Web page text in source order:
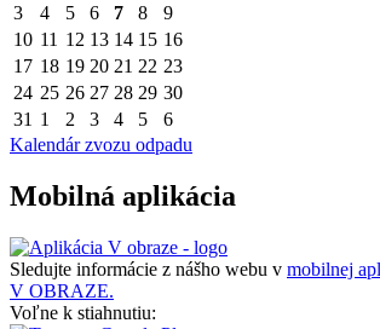
3
4 5 6 7 8
9
10 11 12 13 14 15 16
17 18 19 20 21 22 23
24 25 26 27 28 29 30
31 1 2 3 4 5
6
Kalendár zvozu odpadu
Mobilná aplikácia
Sledujte informácie z nášho webu v mobilnej
V OBRAZE.
Voľne k stiahnutiu: